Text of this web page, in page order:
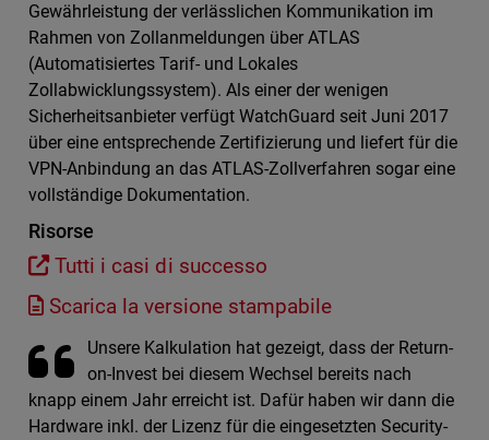
Gewährleistung der verlässlichen Kommunikation im
Rahmen von Zollanmeldungen über ATLAS
(Automatisiertes Tarif- und Lokales
Zollabwicklungssystem). Als einer der wenigen
Sicherheitsanbieter verfügt WatchGuard seit Juni 2017
über eine entsprechende Zertifizierung und liefert für die
VPN-Anbindung an das ATLAS-Zollverfahren sogar eine
vollständige Dokumentation.
Risorse
Tutti i casi di successo
Scarica la versione stampabile
Unsere Kalkulation hat gezeigt, dass der Return-
on-Invest bei diesem Wechsel bereits nach
knapp einem Jahr erreicht ist. Dafür haben wir dann die
Hardware inkl. der Lizenz für die eingesetzten Security-